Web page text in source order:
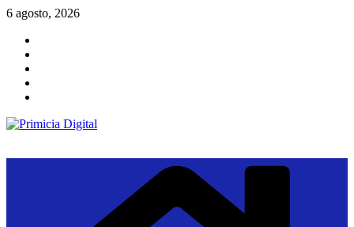
Saltar
contenido
6 agosto, 2026